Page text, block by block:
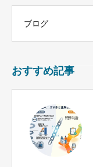
ブログ
おすすめ記事